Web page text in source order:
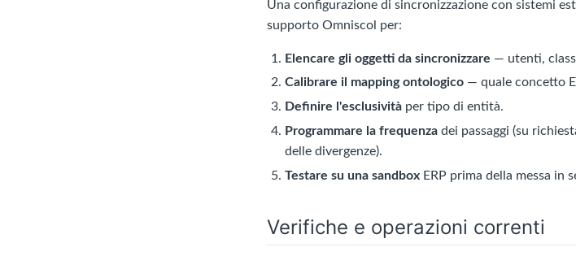
Una configurazione di sincronizzazione con sistemi
supporto Omniscol per:
Elencare gli oggetti da sincronizzare — utenti,
Calibrare il mapping ontologico — quale concetto
Definire l'esclusività per tipo di entità.
Programmare la frequenza dei passaggi (su
delle divergenze).
Testare su una sandbox ERP prima della messa in
Verifiche e operazioni correnti